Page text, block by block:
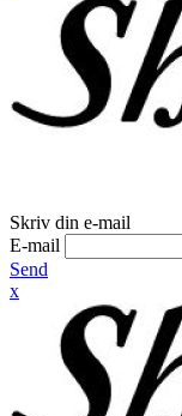
Skriv din e-mail
E-mail
Send
x